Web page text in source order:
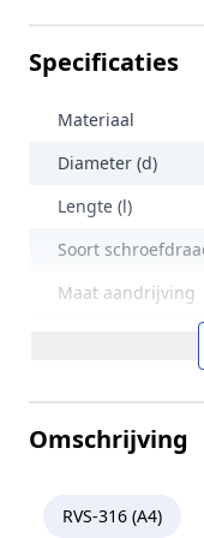
Specificaties
Materiaal
Diameter (d)
Lengte (l)
Soort
Maat aandrijving
Kopvorm
Omschrijving
RVS-316 (A4)